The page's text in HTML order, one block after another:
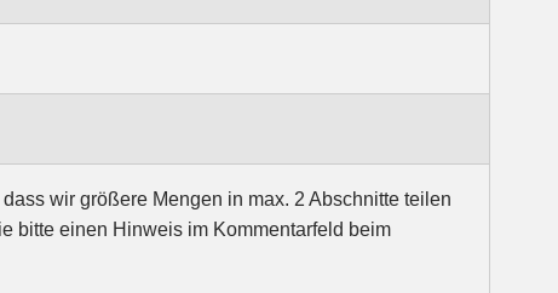
wir größere Mengen in max. 2 Abschnitte teilen
bitte einen Hinweis im Kommentarfeld beim